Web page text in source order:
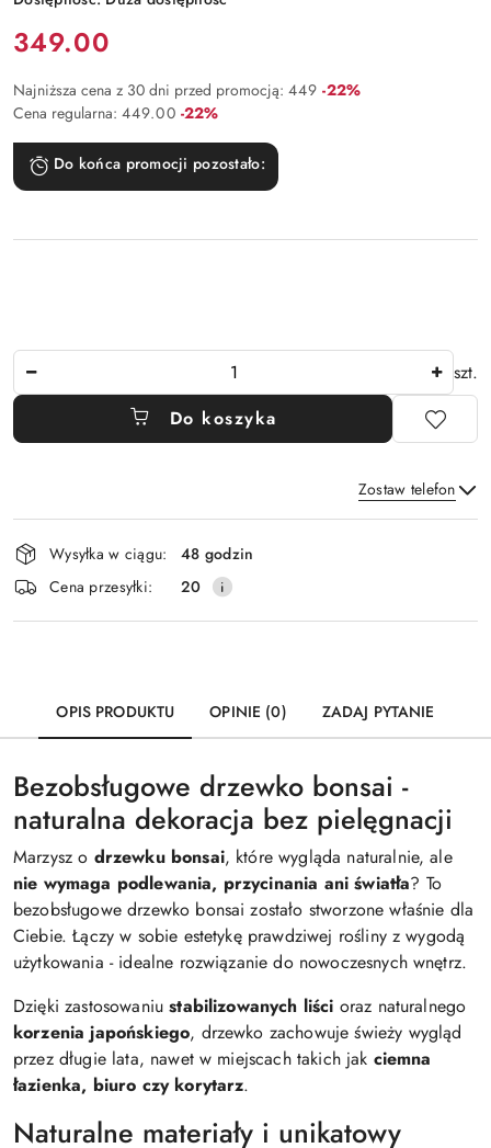
Cena:
349.00
Najniższa cena z 30 dni przed promocją: 449 Rabat:
-22%
Cena regularna: 449.00 Rabat:
-22%
Do końca promocji pozostało:
szt.
Do koszyka
Zostaw telefon
Wyślij
Dostępność
i
dostawa
Wysyłka w ciągu:
48 godzin
Cena przesyłki:
20
OPIS PRODUKTU OPINIE (0) ZADAJ PYTANIE
Bezobsługowe drzewko bonsai -
naturalna dekoracja bez pielęgnacji
Marzysz o drzewku bonsai, które wygląda naturalnie, ale
nie wymaga podlewania, przycinania ani światła? To
bezobsługowe drzewko bonsai zostało stworzone właśnie dla
Ciebie. Łączy w sobie estetykę prawdziwej rośliny z wygodą
użytkowania - idealne rozwiązanie do nowoczesnych wnętrz.
Dzięki zastosowaniustabilizowanych liści oraz naturalnego
korzenia japońskiego, drzewko zachowuje świeży wygląd
przez długie lata, nawet w miejscach takich jak ciemna
łazienka, biuro czy korytarz.
Naturalne materiały i unikatowy